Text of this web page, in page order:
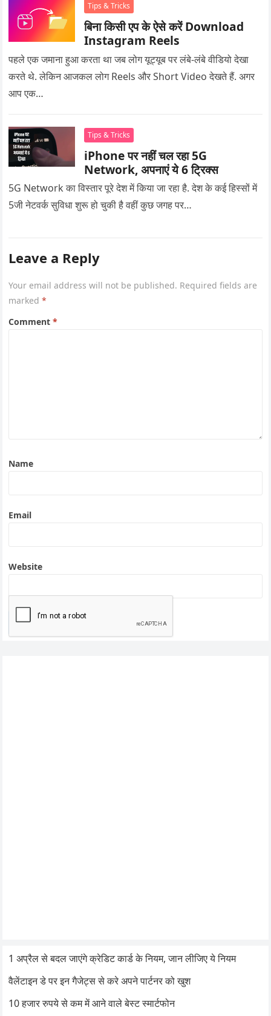
Tips & Tricks
बिना किसी एप के ऐसे करें Download
Instagram Reels
पहले एक जमाना हुआ करता था जब लोग यूट्यूब पर लंबे-लंबे वीडियो देखा
करते थे. लेकिन आजकल लोग Reels और Short Video देखते हैं. अगर
आप एक…
Tips & Tricks
iPhone पर नहीं चल रहा 5G
Network, अपनाएं ये 6 ट्रिक्स
5G Network का विस्तार पूरे देश में किया जा रहा है. देश के कई हिस्सों में
5जी नेटवर्क सुविधा शुरू हो चुकी है वहीं कुछ जगह पर…
Leave a Reply
Your email address will not be published. Required fields are
marked*
Comment*
Name
Email
Website
1 अप्रैल से बदल जाएंगे क्रेडिट कार्ड के नियम, जान लीजिए ये नियम
वैलेंटाइन डे पर इन गैजेट्स से करे अपने पार्टनर को खुश
10 हजार रुपये से कम में आने वाले बेस्ट स्मार्टफोन